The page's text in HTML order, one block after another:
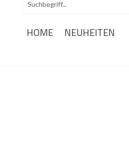
HOME NEUHEITEN